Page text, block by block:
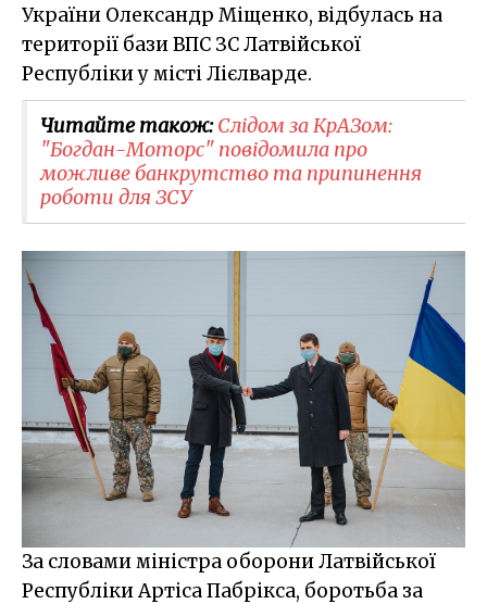
України Олександр Міщенко, відбулась на
території бази ВПС ЗС Латвійської
Республіки у місті Лієлварде.
Читайте також:Слідом за КрАЗом:
"Богдан-Моторс" повідомила про
можливе банкрутство та припинення
роботи для ЗСУ
За словами міністра оборони Латвійської
Республіки Артіса Пабрікса, боротьба за